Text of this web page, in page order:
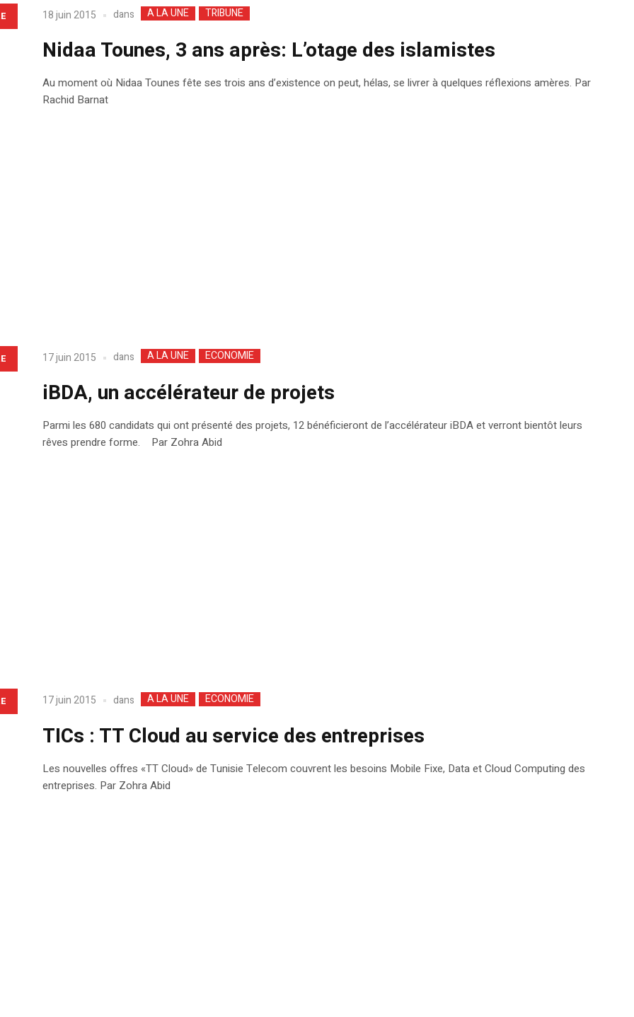
18 juin 2015 dans A LA UNE TRIBUNE
Nidaa Tounes, 3 ans après: L’otage des islamistes
Au moment où Nidaa Tounes fête ses trois ans d’existence on peut, hélas, se livrer à quelques réflexions amères. Par
Rachid Barnat
17 juin 2015 dans A LA UNE ECONOMIE
iBDA, un accélérateur de projets
Parmi les 680 candidats qui ont présenté des projets, 12 bénéficieront de l’accélérateur iBDA et verront bientôt leurs
rêves prendre forme. Par Zohra Abid
17 juin 2015 dans A LA UNE ECONOMIE
TICs : TT Cloud au service des entreprises
Les nouvelles offres «TT Cloud» de Tunisie Telecom couvrent les besoins Mobile Fixe, Data et Cloud Computing des
entreprises. Par Zohra Abid